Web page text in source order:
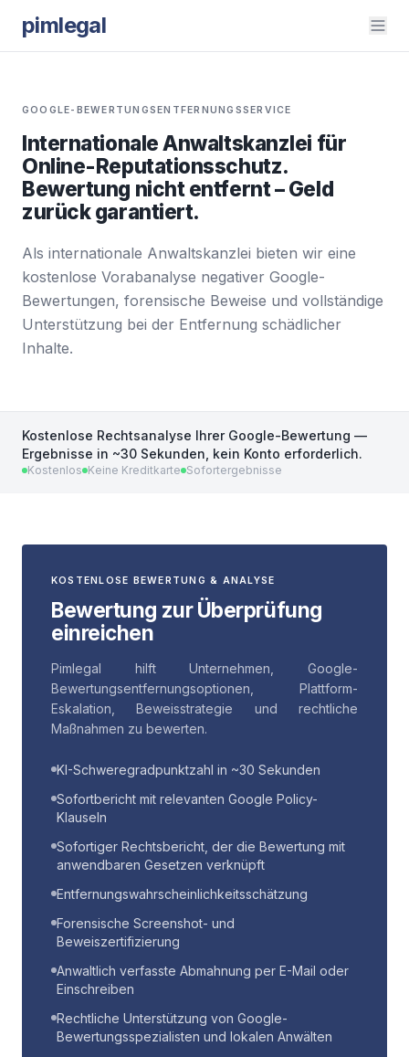
pimlegal
GOOGLE-BEWERTUNGSENTFERNUNGSSERVICE
Internationale Anwaltskanzlei für
Online-Reputationsschutz.
Bewertung nicht entfernt – Geld
zurück garantiert.
Als internationale Anwaltskanzlei bieten wir eine
kostenlose Vorabanalyse negativer Google-
Bewertungen, forensische Beweise und vollständige
Unterstützung bei der Entfernung schädlicher
Inhalte.
Kostenlose Rechtsanalyse Ihrer Google-Bewertung —
Ergebnisse in ~30 Sekunden, kein Konto erforderlich.
Kostenlos Keine Kreditkarte Sofortergebnisse
KOSTENLOSE BEWERTUNG & ANALYSE
Bewertung zur Überprüfung
einreichen
Pimlegal hilft Unternehmen, Google-
Bewertungsentfernungsoptionen, Plattform-
Eskalation, Beweisstrategie und rechtliche
Maßnahmen zu bewerten.
KI-Schweregradpunktzahl in ~30 Sekunden
Sofortbericht mit relevanten Google Policy-
Klauseln
Sofortiger Rechtsbericht, der die Bewertung mit
anwendbaren Gesetzen verknüpft
Entfernungswahrscheinlichkeitsschätzung
Forensische Screenshot- und
Beweiszertifizierung
Anwaltlich verfasste Abmahnung per E-Mail oder
Einschreiben
Rechtliche Unterstützung von Google-
Bewertungsspezialisten und lokalen Anwälten